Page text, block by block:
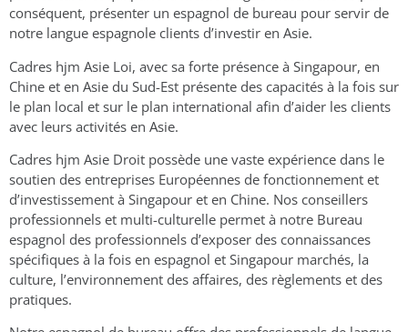
conséquent, présenter un espagnol de bureau pour servir de
notre langue espagnole clients d’investir en Asie.
Cadres hjm Asie Loi, avec sa forte présence à Singapour, en
Chine et en Asie du Sud-Est présente des capacités à la fois sur
le plan local et sur le plan international afin d’aider les clients
avec leurs activités en Asie.
Cadres hjm Asie Droit possède une vaste expérience dans le
soutien des entreprises Européennes de fonctionnement et
d’investissement à Singapour et en Chine. Nos conseillers
professionnels et multi-culturelle permet à notre Bureau
espagnol des professionnels d’exposer des connaissances
spécifiques à la fois en espagnol et Singapour marchés, la
culture, l’environnement des affaires, des règlements et des
pratiques.